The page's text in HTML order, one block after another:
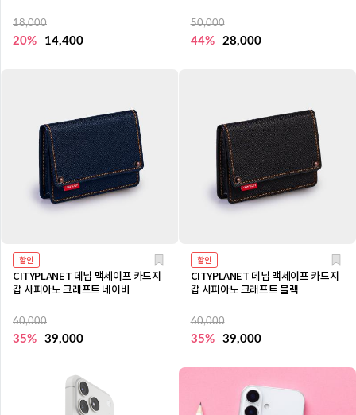
18,000
20% 14,400
50,000
44% 28,000
할인
CITYPLANET 데님 맥세이프 카드지
갑 사피아노 크래프트 네이비
60,000
35% 39,000
할인
CITYPLANET 데님 맥세이프 카드지
갑 사피아노 크래프트 블랙
60,000
35% 39,000